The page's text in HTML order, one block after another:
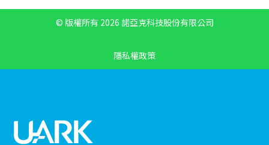
© 版權所有 2026 諾亞克科技股份有限公司
隱私權政策